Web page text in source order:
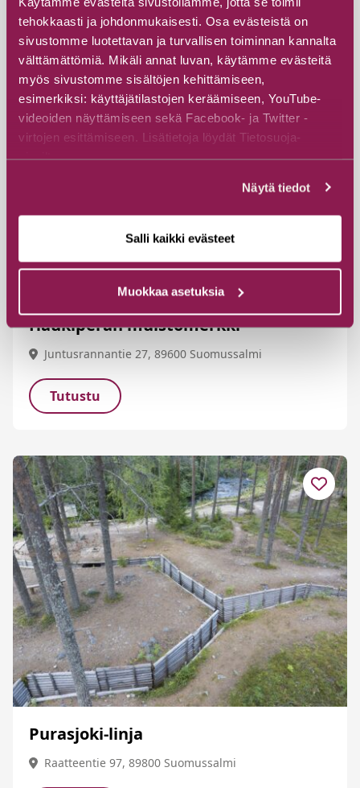
tehokkaasti ja johdonmukaisesti. Osa evästeistä on
sivustomme luotettavan ja turvallisen toiminnan kannalta
välttämättömiä. Mikäli annat luvan, käytämme evästeitä
myös sivustomme sisältöjen kehittämiseen,
esimerkiksi: käyttäjätilastojen keräämiseen, YouTube-
videoiden näyttämiseen sekä Facebook- ja Twitter -
virtojen esittämiseen. Lisätietoja löydät Tietosuoja-
sivuiltamme.
Näytä tiedot
Salli kaikki evästeet
Muokkaa asetuksia
Haukiperän muistomerkki
Juntusrannantie 27, 89600 Suomussalmi
Tutustu
Purasjoki-linja
Raatteentie 97, 89800 Suomussalmi